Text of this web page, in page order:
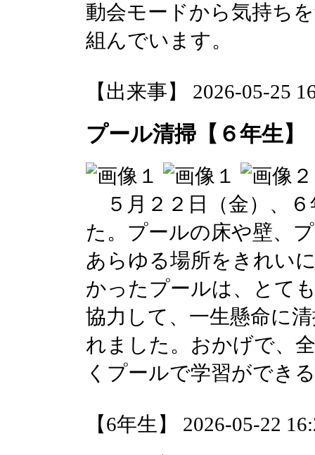
動会モードから気持ち
組んでいます。
【出来事】 2026-05-25
プール清掃【６年生】
５月２２日（金）、
た。プールの床や壁、
あらゆる場所をきれい
かったプールは、とて
協力して、一生懸命に
れました。おかげで、
くプールで学習ができ
【6年生】 2026-05-22